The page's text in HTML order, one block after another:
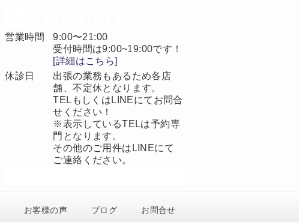
営業時間
9:00〜21:00
受付時間は9:00~19:00です！
[詳細はこちら]
休診日
出張の業務もあるため各店
舗、不定休となります。
TELもしくはLINEにてお問合
せください！
※表示しているTELは予約専
門となります。
その他のご用件はLINEにて
ご連絡ください。
お客様の声 ブログ お問合せ